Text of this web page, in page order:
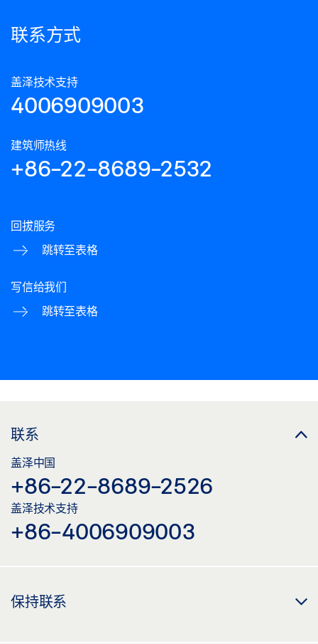
联系方式
盖泽技术支持
4006909003
建筑师热线
+86-22-8689-2532
回拔服务
跳转至表格
写信给我们
跳转至表格
联系
盖泽中国
+86-22-8689-2526
盖泽技术支持
+86-4006909003
保持联系